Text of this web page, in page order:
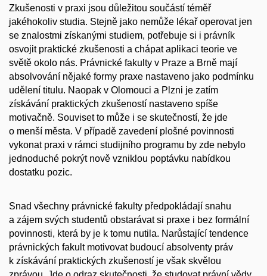
Zkušenosti v praxi jsou důležitou součástí téměř
jakéhokoliv studia. Stejně jako nemůže lékař operovat jen
se znalostmi získanými studiem, potřebuje si i právník
osvojit praktické zkušenosti a chápat aplikaci teorie ve
světě okolo nás. Právnické fakulty v Praze a Brně mají
absolvování nějaké formy praxe nastaveno jako podmínku
udělení titulu. Naopak v Olomouci a Plzni je zatím
získávání praktických zkušeností nastaveno spíše
motivačně. Souviset to může i se skutečností, že jde
o menší města. V případě zavedení plošné povinnosti
vykonat praxi v rámci studijního programu by zde nebylo
jednoduché pokrýt nově vzniklou poptávku nabídkou
dostatku pozic.
Snad všechny právnické fakulty předpokládají snahu
a zájem svých studentů obstarávat si praxe i bez formální
povinnosti, která by je k tomu nutila. Narůstající tendence
právnických fakult motivovat budoucí absolventy práv
k získávání praktických zkušeností je však skvělou